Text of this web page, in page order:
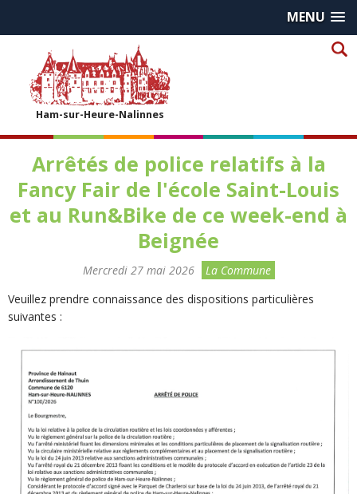
MENU
Ham-sur-Heure-Nalinnes
Arrêtés de police relatifs à la
Fancy Fair de l'école Saint-Louis
et au Run&Bike de ce week-end à
Beignée
Mercredi 27 mai 2026
La Commune
Veuillez prendre connaissance des dispositions particulières
suivantes :